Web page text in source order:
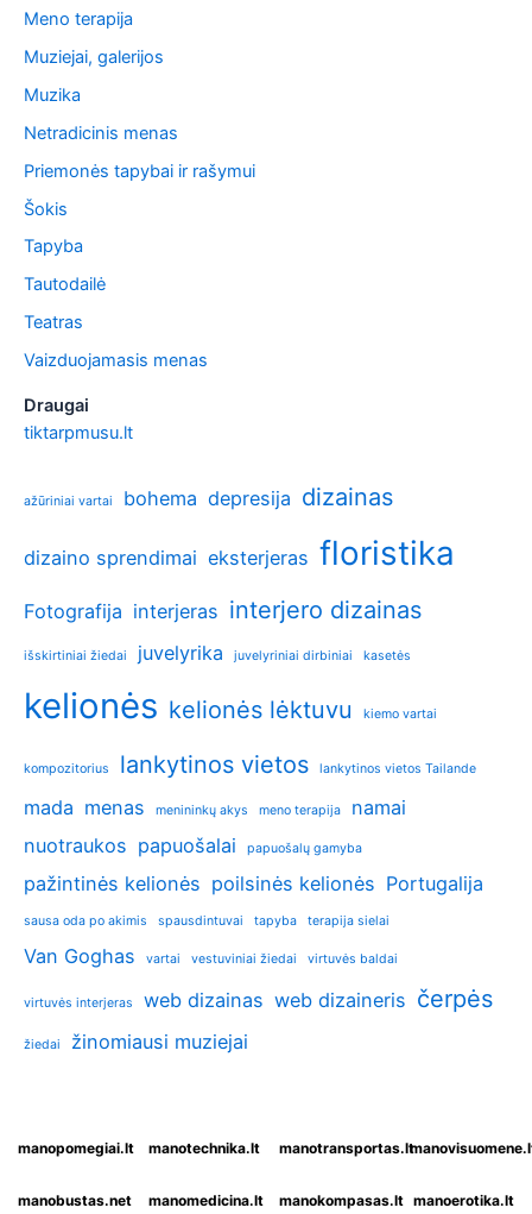
Meno terapija
Muziejai, galerijos
Muzika
Netradicinis menas
Priemonės tapybai ir rašymui
Šokis
Tapyba
Tautodailė
Teatras
Vaizduojamasis menas
Draugai
tiktarpmusu.lt
ažūriniai vartai bohema depresija dizainas
dizaino sprendimai eksterjeras floristika
Fotografija interjeras interjero dizainas
išskirtiniai žiedai juvelyrika juvelyriniai dirbiniai kasetės
kelionės kelionės lėktuvu kiemo vartai
kompozitorius lankytinos vietos lankytinos vietos Tailande
mada menas menininkų akys meno terapija
namai
nuotraukos papuošalai papuošalų gamyba
pažintinės kelionės poilsinės kelionės Portugalija
sausa oda po akimis spausdintuvai tapyba terapija sielai
Van Goghas vartai vestuviniai žiedai virtuvės baldai
virtuvės interjeras web dizainas web dizaineris čerpės
žiedai žinomiausi muziejai
manopomegiai.lt manotechnika.lt manotransportas.lt
manobustas.net manomedicina.lt manokompasas.lt manoerotika.lt